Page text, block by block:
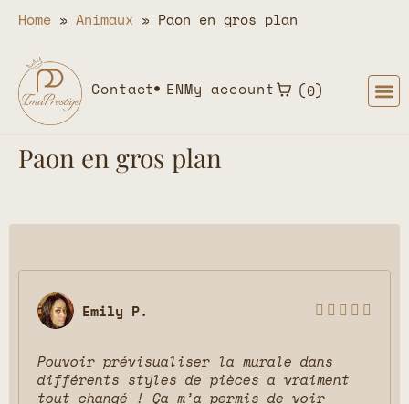
Home » Animaux » Paon en gros plan
Contact ENMy account 0
Paon en gros plan
Emily P.     
Pouvoir prévisualiser la murale dans
différents styles de pièces a vraiment
tout changé ! Ça m’a permis de voir